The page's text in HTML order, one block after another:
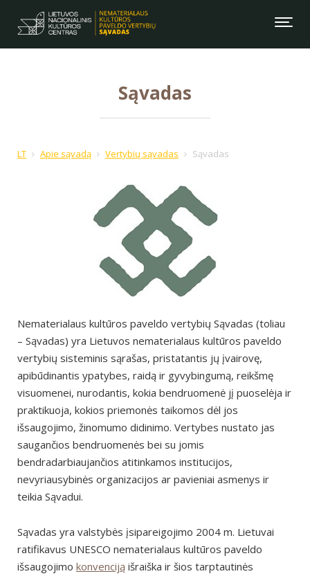
Sąvadas
LT Apie sąvadą Vertybių sąvadas Sąvadas
Nematerialaus kultūros paveldo vertybių Sąvadas (toliau
– Sąvadas) yra Lietuvos nematerialaus kultūros paveldo
vertybių sisteminis sąrašas, pristatantis jų įvairovę,
apibūdinantis ypatybes, raidą ir gyvybingumą, reikšmę
visuomenei, nurodantis, kokia bendruomenė jį puoselėja ir
praktikuoja, kokios priemonės taikomos dėl jos
išsaugojimo, žinomumo didinimo. Vertybes nustato jas
saugančios bendruomenės bei su jomis
bendradarbiaujančios atitinkamos institucijos,
nevyriausybinės organizacijos ar pavieniai asmenys ir
teikia Sąvadui.
Sąvadas yra valstybės įsipareigojimo 2004 m. Lietuvai
ratifikavus UNESCO nematerialaus kultūros paveldo
išsaugojimo konvenciją išraiška ir šios tarptautinės